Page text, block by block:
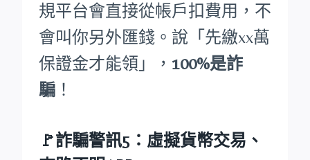
規平台會直接從帳戶扣費用，不
會叫你另外匯錢。說「先繳xx萬
保證金才能領」， 100%是詐
騙 ！
🚩詐騙警訊5：虛擬貨幣交易、